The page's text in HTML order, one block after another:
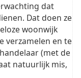
dat
Dat doen ze
woonwijk
verzamelen en te
(met de
natuurlijk mis,